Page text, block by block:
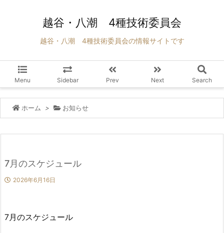
越谷・八潮 4種技術委員会
越谷・八潮 4種技術委員会の情報サイトです
Menu Sidebar Prev Next Search
ホーム > お知らせ
7月のスケジュール
2026年6月16日
7月のスケジュール